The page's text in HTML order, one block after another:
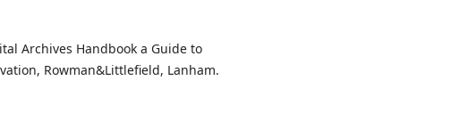
Archives Handbook a Guide to
Rowman&Littlefield, Lanham.